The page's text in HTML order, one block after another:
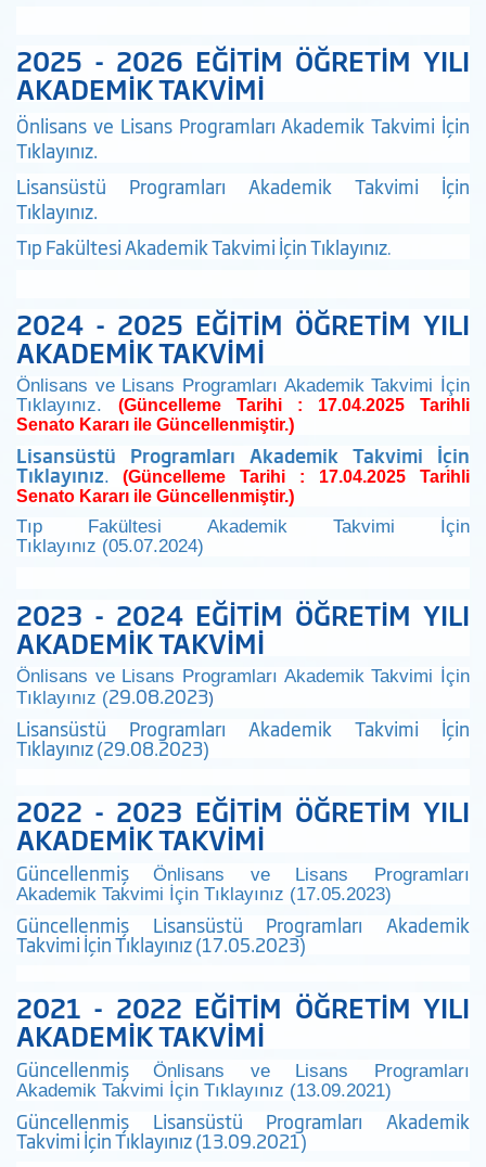
2025 - 2026 EĞİTİM ÖĞRETİM YILI
AKADEMİK TAKVİMİ
Önlisans ve Lisans Programları Akademik Takvimi İçin
Tıklayınız.
Lisansüstü Programları Akademik Takvimi İçin
Tıklayınız.
Tıp Fakültesi Akademik Takvimi İçin Tıklayınız.
2024 - 2025 EĞİTİM ÖĞRETİM YILI
AKADEMİK TAKVİMİ
Önlisans ve Lisans Programları Akademik Takvimi İçin
Tıklayınız. (Güncelleme Tarihi : 17.04.2025 Tarihli
Senato Kararı ile Güncellenmiştir.)
Lisansüstü Programları Akademik Takvimi İçin
Tıklayınız.
(Güncelleme Tarihi : 17.04.2025 Tarihli
Senato Kararı ile Güncellenmiştir.)
Tıp Fakültesi Akademik Takvimi İçin
Tıklayınız (05.07.2024)
2023 - 2024 EĞİTİM ÖĞRETİM YILI
AKADEMİK TAKVİMİ
Önlisans ve Lisans Programları Akademik Takvimi İçin
Tıklayınız (29.08.2023)
Lisansüstü Programları Akademik Takvimi İçin
Tıklayınız (29.08.2023)
2022 - 2023 EĞİTİM ÖĞRETİM YILI
AKADEMİK TAKVİMİ
Güncellenmiş
Önlisans ve Lisans Programları
Akademik Takvimi İçin Tıklayınız (17.05.2023)
Güncellenmiş Lisansüstü Programları Akademik
Takvimi İçin Tıklayınız (17.05.2023)
2021 - 2022 EĞİTİM ÖĞRETİM YILI
AKADEMİK TAKVİMİ
Güncellenmiş
Önlisans ve Lisans Programları
Akademik Takvimi İçin Tıklayınız (13.09.2021)
Güncellenmiş Lisansüstü Programları Akademik
Takvimi İçin Tıklayınız (13.09.2021)